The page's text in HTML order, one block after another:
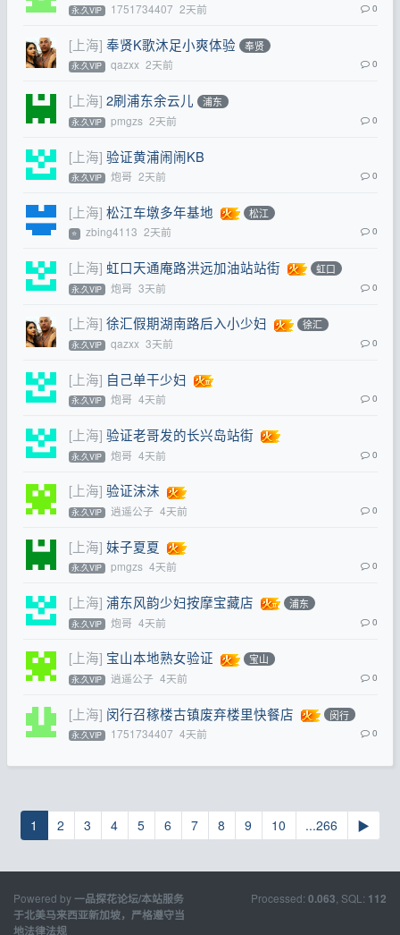
永.久VIP 1751734407 2天前 0
[上海] 奉贤K歌沐足小爽体验 奉贤
永.久VIP qazxx 2天前 0
[上海] 2刷浦东余云儿 浦东
永.久VIP pmgzs 2天前 0
[上海] 验证黄浦闹闹KB
永.久VIP 炮哥 2天前 0
[上海] 松江车墩多年基地 松江
⭐ zbing4113 2天前 0
[上海] 虹口天通庵路洪远加油站站街 虹口
永.久VIP 炮哥 3天前 0
[上海] 徐汇假期湖南路后入小少妇 徐汇
永.久VIP qazxx 3天前 0
[上海] 自己单干少妇
永.久VIP 炮哥 4天前 0
[上海] 验证老哥发的长兴岛站街
永.久VIP 炮哥 4天前 0
[上海] 验证沫沫
永.久VIP 逍遥公子 4天前 0
[上海] 妹子夏夏
永.久VIP pmgzs 4天前 0
[上海] 浦东风韵少妇按摩宝藏店 浦东
永.久VIP 炮哥 4天前 0
[上海] 宝山本地熟女验证 宝山
永.久VIP 逍遥公子 4天前 0
[上海] 闵行召稼楼古镇废弃楼里快餐店 闵行
永.久VIP 1751734407 4天前 0
1 2 3 4 5 6 7 8 9 10 ...266 ▶
Powered by一品探花论坛/本站服务
于北美马来西亚新加坡，严格遵守当
地法律法规
Processed: 0.063 , SQL: 112